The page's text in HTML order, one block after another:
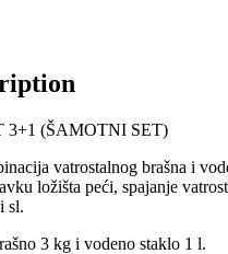
3+1 (ŠAMOTNI SET)
vatrostalnog brašna i
ložišta peći, spajanje
sl.
3 kg i vodeno staklo 1 l.